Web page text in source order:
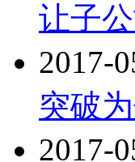
让子
2017-
突破
2017-